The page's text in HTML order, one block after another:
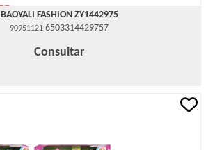
BAOYALI FASHION ZY1442975
90951121 6503314429757
Consultar